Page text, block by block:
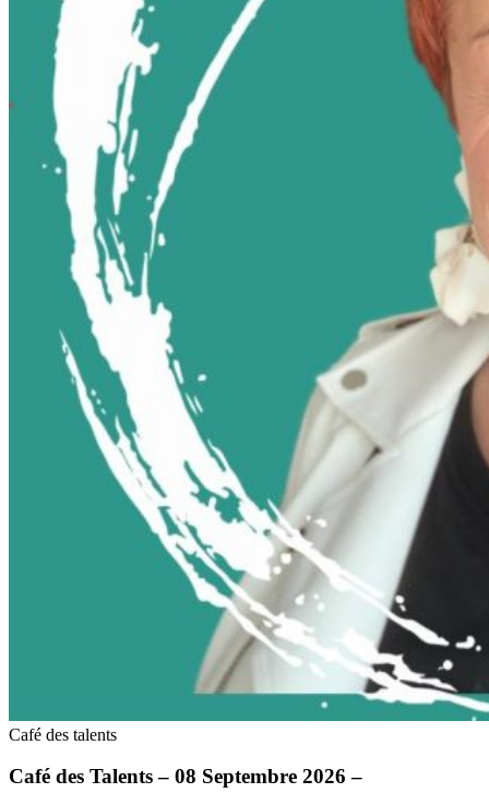
Café des talents
Café des Talents – 08 Septembre 2026 –